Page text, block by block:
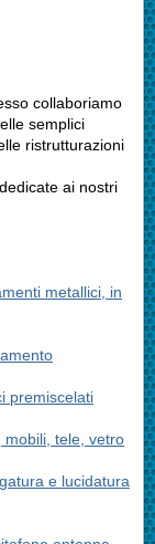
collaboriamo
semplici
ristrutturazioni
ai nostri
metallici, in
premiscelati
mobili, tele, vetro
e lucidatura